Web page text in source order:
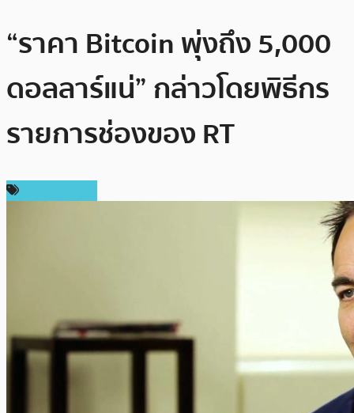
“ราคา Bitcoin พุ่งถึง 5,000
ดอลลาร์แน่” กล่าวโดยพิธีกร
รายการช่องของ RT